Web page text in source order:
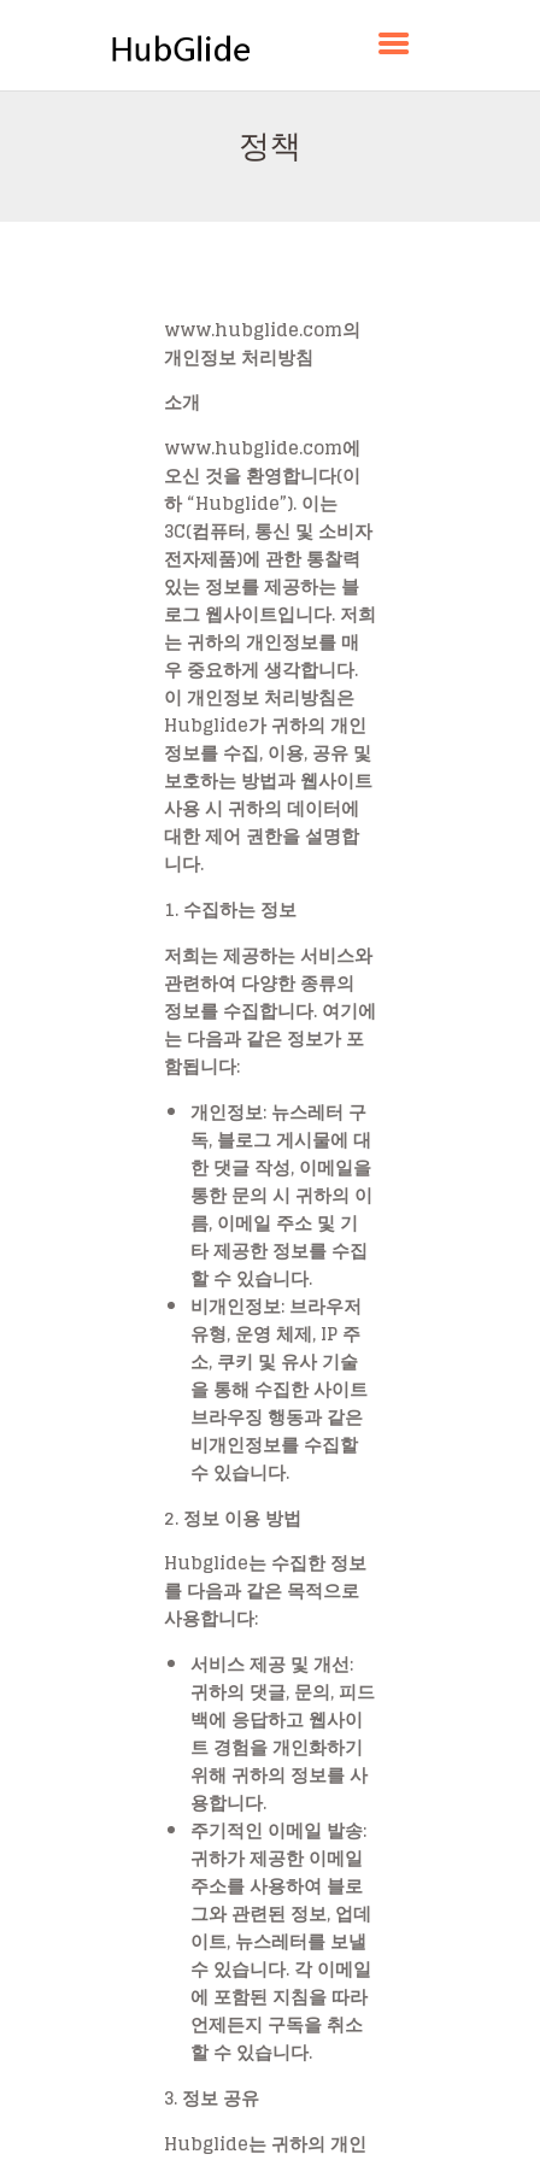
정책
HUBGLIDE
www.hubglide.com의
개인정보 처리방침
소개
www.hubglide.com에
오신 것을 환영합니다(이
하 “Hubglide”). 이는
3C(컴퓨터, 통신 및 소비자
전자제품)에 관한 통찰력
있는 정보를 제공하는 블
로그 웹사이트입니다. 저희
는 귀하의 개인정보를 매
우 중요하게 생각합니다.
이 개인정보 처리방침은
Hubglide가 귀하의 개인
정보를 수집, 이용, 공유 및
보호하는 방법과 웹사이트
사용 시 귀하의 데이터에
대한 제어 권한을 설명합
니다.
1. 수집하는 정보
저희는 제공하는 서비스와
관련하여 다양한 종류의
정보를 수집합니다. 여기에
는 다음과 같은 정보가 포
함됩니다:
개인정보:뉴스레터 구
독, 블로그 게시물에 대
한 댓글 작성, 이메일을
통한 문의 시 귀하의 이
름, 이메일 주소 및 기
타 제공한 정보를 수집
할 수 있습니다.
비개인정보:브라우저
유형, 운영 체제, IP 주
소, 쿠키 및 유사 기술
을 통해 수집한 사이트
브라우징 행동과 같은
비개인정보를 수집할
수 있습니다.
2. 정보 이용 방법
Hubglide는 수집한 정보
를 다음과 같은 목적으로
사용합니다:
서비스 제공 및 개선:
귀하의 댓글, 문의, 피드
백에 응답하고 웹사이
트 경험을 개인화하기
위해 귀하의 정보를 사
용합니다.
주기적인 이메일 발송:
귀하가 제공한 이메일
주소를 사용하여 블로
그와 관련된 정보, 업데
이트, 뉴스레터를 보낼
수 있습니다. 각 이메일
에 포함된 지침을 따라
언제든지 구독을 취소
할 수 있습니다.
3. 정보 공유
Hubglide는 귀하의 개인